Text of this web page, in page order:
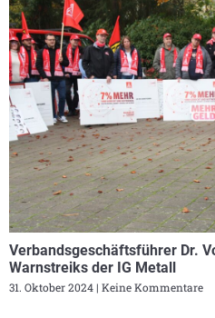
Verbandsgeschäftsführer Dr.
Warnstreiks der IG Metall
31. Oktober 2024 Keine Kommentare